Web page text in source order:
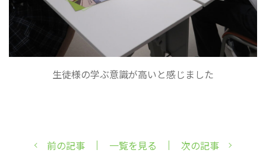
生徒様の学ぶ意識が高いと感じました
前の記事 一覧を見る 次の記事